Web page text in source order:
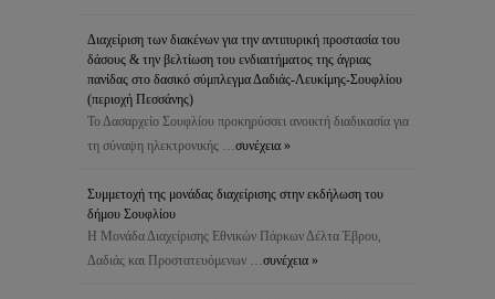
Διαχείριση των διακένων για την αντιπυρική προστασία του
δάσους & την βελτίωση του ενδιαιτήματος της άγριας
πανίδας στο δασικό σύμπλεγμα Δαδιάς-Λευκίμης-Σουφλίου
(περιοχή Πεσσάνης)
Το Δασαρχείο Σουφλίου προκηρύσσει ανοικτή διαδικασία για
τη σύναψη ηλεκτρονικής …συνέχεια »
Συμμετοχή της μονάδας διαχείρισης στην εκδήλωση του
δήμου Σουφλίου
Η Μονάδα Διαχείρισης Εθνικών Πάρκων Δέλτα Έβρου,
Δαδιάς και Προστατευόμενων …συνέχεια »